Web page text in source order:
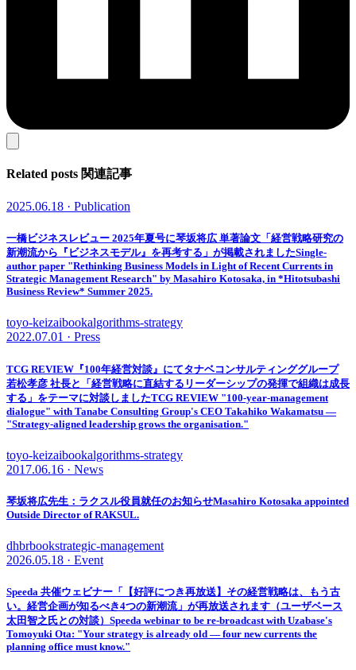
Related posts 関連記事
2025.06.18 · Publication
一橋ビジネスレビュー 2025年夏号に琴坂将広 単著論文「経営戦略研究の
新潮流から『ビジネスモデル』を再考する」が掲載されましたSingle-
author paper "Rethinking Business Models in Light of Recent Currents in
Strategic Management Research" by Masahiro Kotosaka, in *Hitotsubashi
Business Review* Summer 2025.
toyo-keizaibookalgorithms-strategy
2022.07.01 · Press
TCG REVIEW『100年経営対談』にてタナベコンサルティンググループ
若松孝彦 社長と「経営戦略に直結するリーダーシップの発揮で組織は成長
する」をテーマに対談しましたTCG REVIEW "100-year-management
dialogue" with Tanabe Consulting Group's CEO Takahiko Wakamatsu —
"Strategy-aligned leadership grows the organisation."
toyo-keizaibookalgorithms-strategy
2017.06.16 · News
琴坂将広先生：ラクスル役員就任のお知らせMasahiro Kotosaka appointed
Outside Director of RAKSUL.
dhbrbookstrategic-management
2026.05.18 · Event
Speeda 共催ウェビナー「【好評につき再放送】その経営戦略は、もう古
い。経営企画が知るべき4つの新潮流」が再放送されます（ユーザベース
太田智之氏との対談） Speeda webinar to be re-broadcast with Uzabase's
Tomoyuki Ota: "Your strategy is already old — four new currents the
planning office must know."